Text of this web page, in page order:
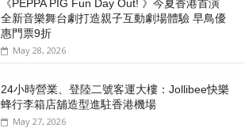
《PEPPA PIG Fun Day Out! 》今夏香港首演
全新音樂舞台劇打造親子互動劇場體驗 早鳥優
惠門票9折
May 28, 2026
24小時營業、登陸二號客運大樓：Jollibee快樂
蜂行李箱店舖造型進駐香港機場
May 27, 2026